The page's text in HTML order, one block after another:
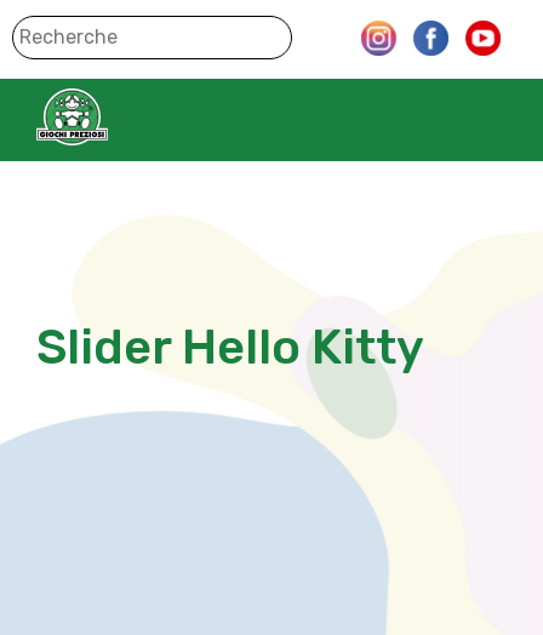
Slider Hello Kitty